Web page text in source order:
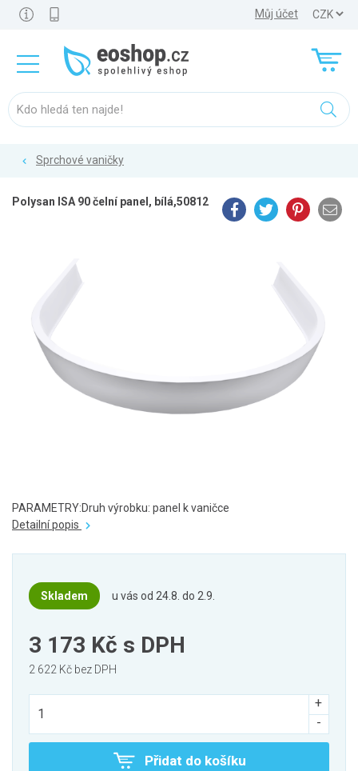
Můj účet
Sprchové vaničky
Polysan ISA 90 čelní panel, bílá,50812
PARAMETRY:Druh výrobku: panel k vaničce
Detailní popis
Skladem u vás od 24.8. do 2.9.
3 173 Kč s DPH
2 622 Kč bez DPH
Přidat do košíku